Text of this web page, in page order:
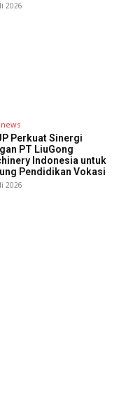
2026
Perkuat Sinergi
PT LiuGong
Indonesia untuk
Pendidikan Vokasi
2026